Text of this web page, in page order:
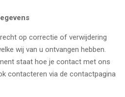
op correctie of verwijdering
wij van u ontvangen hebben.
staat hoe je contact met ons
contacteren via de contactpagina